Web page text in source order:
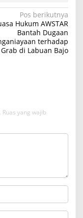
Pos berikutnya
Hukum AWSTAR
Bantah Dugaan
terhadap
di Labuan Bajo
Ruas yang wajib